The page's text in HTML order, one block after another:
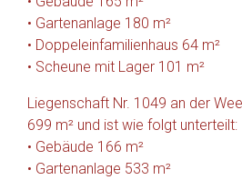
• Gartenanlage 180 m²
• Doppeleinfamilienhaus 64 m²
• Scheune mit Lager 101 m²
Liegenschaft Nr. 1049 an der
699 m² und ist wie folgt unterteilt:
• Gebäude 166 m²
• Gartenanlage 533 m²